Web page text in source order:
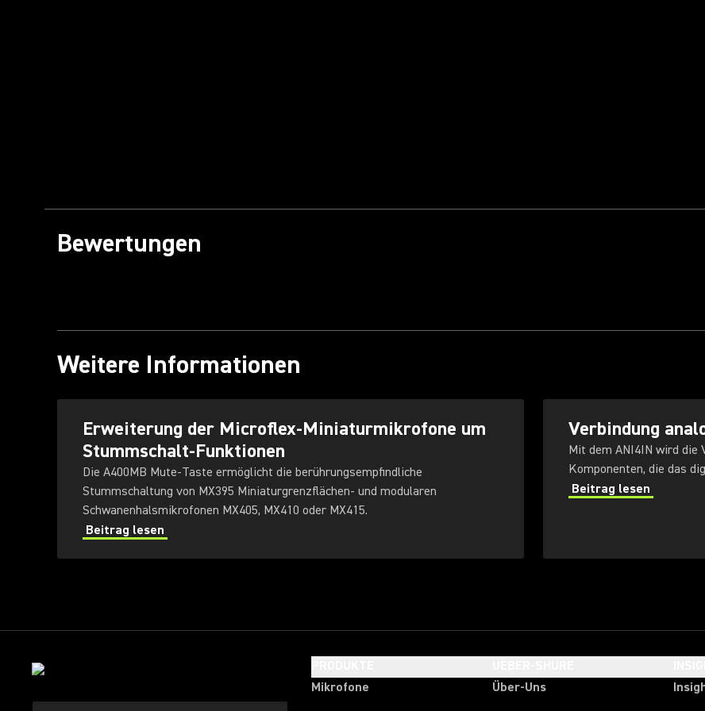
Bewertungen
Weitere Informationen
Erweiterung der Microflex-Miniaturmikrofone um
Stummschalt-Funktionen
Die A400MB Mute-Taste ermöglicht die berührungsempfindliche
Stummschaltung von MX395 Miniaturgrenzflächen- und modularen
Schwanenhalsmikrofonen MX405, MX410 oder MX415.
Beitrag lesen
Verbindung
Mit dem ANI4IN wird die
Komponenten, die das
Beitrag lesen
Mikrofone
Über-Uns